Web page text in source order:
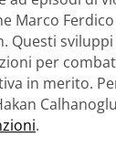
Marco
Questi
per
in merito.
.